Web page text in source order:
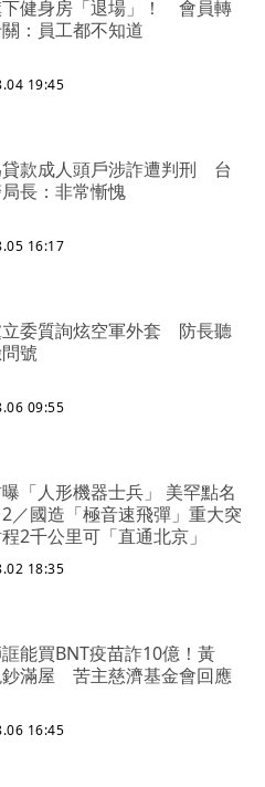
健身房「退場」！ 會員轉
：員工都不知道
19:45
款成人頭戶涉詐遭判刑 台
長：非常慚愧
16:17
立委質詢炫空軍外套 防長聽
號
09:55
「人形機器士兵」 美罕點名
／國造「極音速飛彈」重大突
2千公里可「直通北京」
18:35
能買BNT疫苗詐10億！黃
滿屋 苦主慈濟基金會回應
16:45